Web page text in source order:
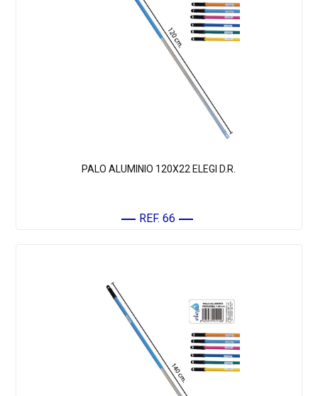
PALO ALUMINIO 120X22 ELEGI D.R.
REF. 66